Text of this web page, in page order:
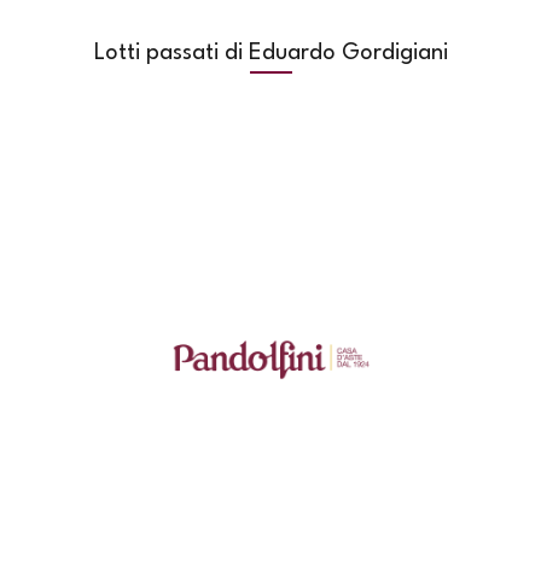
Lotti passati di Eduardo Gordigiani